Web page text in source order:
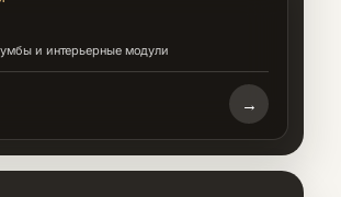
и интерьерные модули
→